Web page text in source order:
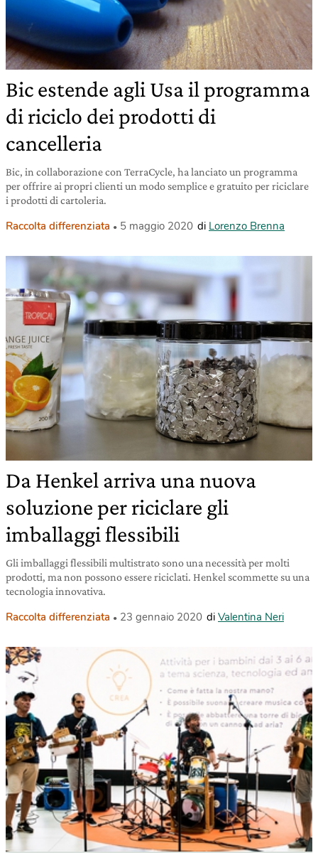
Bic estende agli Usa il programma
di riciclo dei prodotti di
cancelleria
Bic, in collaborazione con TerraCycle, ha lanciato un programma
per offrire ai propri clienti un modo semplice e gratuito per riciclare
i prodotti di cartoleria.
Raccolta differenziata 5 maggio 2020 di Lorenzo Brenna
Da Henkel arriva una nuova
soluzione per riciclare gli
imballaggi flessibili
Gli imballaggi flessibili multistrato sono una necessità per molti
prodotti, ma non possono essere riciclati. Henkel scommette su una
tecnologia innovativa.
Raccolta differenziata 23 gennaio 2020 di Valentina Neri